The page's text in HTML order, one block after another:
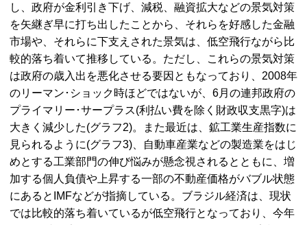
し、政府が金利引き下げ、減税、融資拡大などの景気対策
を矢継ぎ早に打ち出したことから、それらを好感した金融
市場や、それらに下支えされた景気は、低空飛行ながら比
較的落ち着いて推移している。ただし、これらの景気対策
は政府の歳入出を悪化させる要因ともなっており、2008年
のリーマン･ショック時ほどではないが、6月の連邦政府の
プライマリー･サープラス(利払い費を除く財政収支黒字)は
大きく減少した(グラフ2)。また最近は、鉱工業生産指数に
見られるように(グラフ3)、自動車産業などの製造業をはじ
めとする工業部門の伸び悩みが懸念視されるとともに、増
加する個人負債や上昇する一部の不動産価格がバブル状態
にあるとIMFなどが指摘している。ブラジル経済は、現状
では比較的落ち着いているが低空飛行となっており、今年